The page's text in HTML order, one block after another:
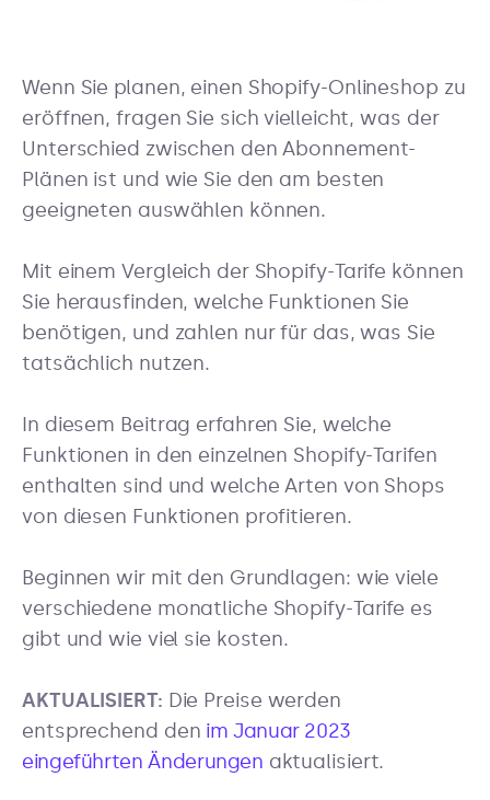
Wenn Sie planen, einen Shopify-Onlineshop zu
eröffnen, fragen Sie sich vielleicht, was der
Unterschied zwischen den Abonnement-
Plänen ist und wie Sie den am besten
geeigneten auswählen können.
Mit einem Vergleich der Shopify-Tarife können
Sie herausfinden, welche Funktionen Sie
benötigen, und zahlen nur für das, was Sie
tatsächlich nutzen.
In diesem Beitrag erfahren Sie, welche
Funktionen in den einzelnen Shopify-Tarifen
enthalten sind und welche Arten von Shops
von diesen Funktionen profitieren.
Beginnen wir mit den Grundlagen: wie viele
verschiedene monatliche Shopify-Tarife es
gibt und wie viel sie kosten.
AKTUALISIERT: Die Preise werden
entsprechend den im Januar 2023
eingeführten Änderungen aktualisiert.